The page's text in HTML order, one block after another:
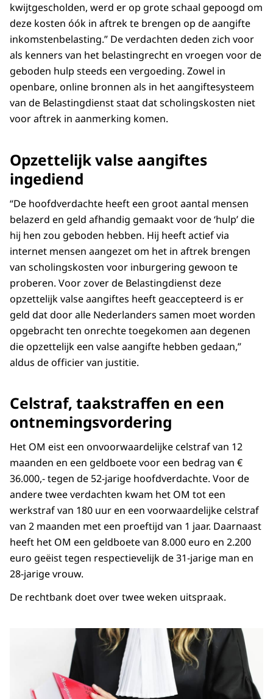
kwijtgescholden, werd er op grote schaal gepoogd om
deze kosten óók in aftrek te brengen op de aangifte
inkomstenbelasting.” De verdachten deden zich voor
als kenners van het belastingrecht en vroegen voor de
geboden hulp steeds een vergoeding. Zowel in
openbare, online bronnen als in het aangiftesysteem
van de Belastingdienst staat dat scholingskosten niet
voor aftrek in aanmerking komen.
Opzettelijk valse aangiftes
ingediend
“De hoofdverdachte heeft een groot aantal mensen
belazerd en geld afhandig gemaakt voor de ‘hulp’ die
hij hen zou geboden hebben. Hij heeft actief via
internet mensen aangezet om het in aftrek brengen
van scholingskosten voor inburgering gewoon te
proberen. Voor zover de Belastingdienst deze
opzettelijk valse aangiftes heeft geaccepteerd is er
geld dat door alle Nederlanders samen moet worden
opgebracht ten onrechte toegekomen aan degenen
die opzettelijk een valse aangifte hebben gedaan,”
aldus de officier van justitie.
Celstraf, taakstraffen en een
ontnemingsvordering
Het OM eist een onvoorwaardelijke celstraf van 12
maanden en een geldboete voor een bedrag van €
36.000,- tegen de 52-jarige hoofdverdachte. Voor de
andere twee verdachten kwam het OM tot een
werkstraf van 180 uur en een voorwaardelijke celstraf
van 2 maanden met een proeftijd van 1 jaar. Daarnaast
heeft het OM een geldboete van 8.000 euro en 2.200
euro geëist tegen respectievelijk de 31-jarige man en
28-jarige vrouw.
De rechtbank doet over twee weken uitspraak.